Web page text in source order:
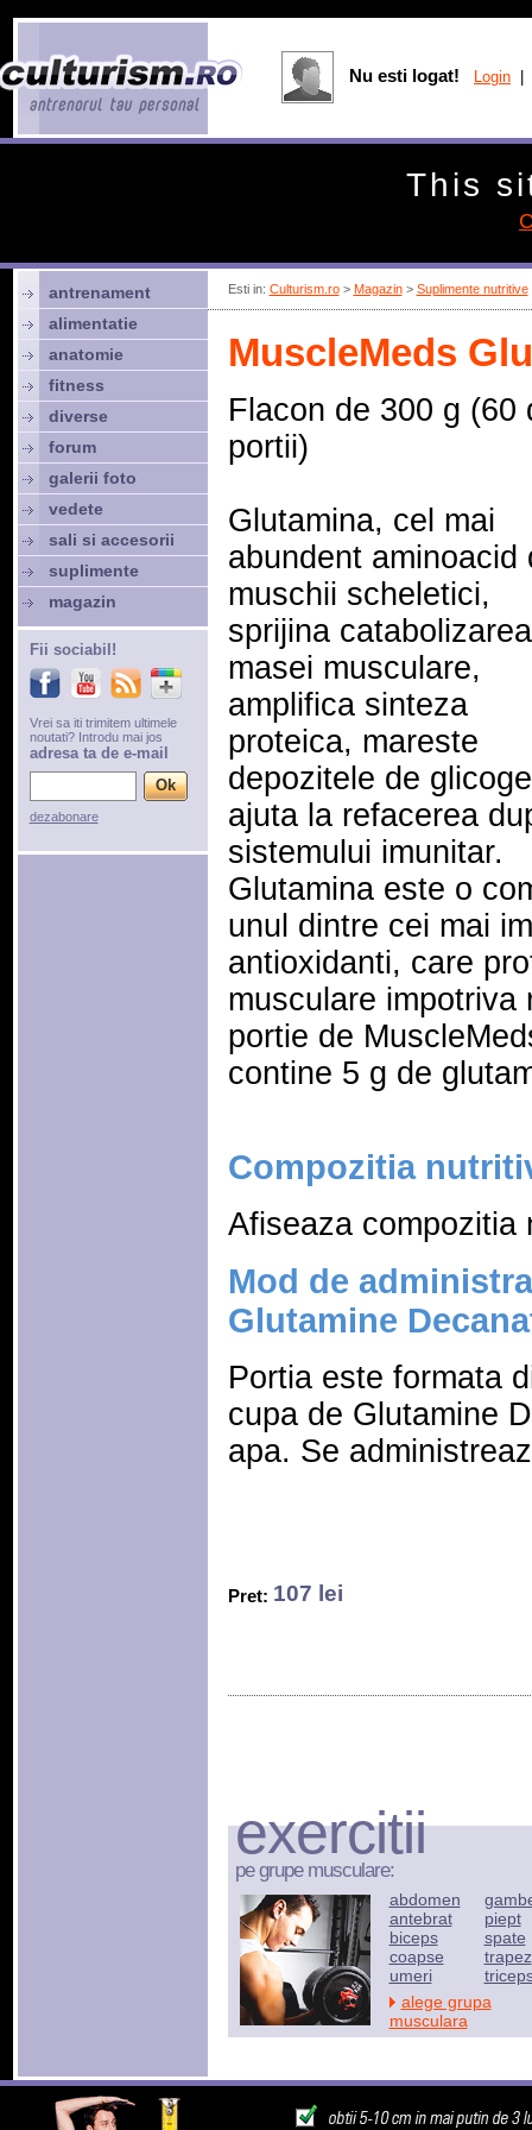
Esti in: Culturism.ro> Magazin> Suplimente nutritive
MuscleMeds
Flacon de 300 g (60
portii)
Glutamina, cel mai
abundent aminoacid
muschii scheletici,
sprijina catabolizarea
masei musculare,
amplifica sinteza
proteica, mareste
depozitele de
ajuta la refacerea
sistemului imunitar.
Glutamina este o
unul dintre cei mai
antioxidanti, care
musculare impotriva
portie de
contine 5 g de
Compozitia
Afiseaza compozitia
Mod de
Glutamine
Portia este formata
cupa de Glutamine
apa. Se
Pret: 107 lei
exercitii
pe grupe musculare:
abdomen
antebrat
biceps
coapse
umeri
piept
spate
trapez
alege grupa
musculara
antrenament
alimentatie
anatomie
fitness
diverse
forum
galerii foto
vedete
sali si accesorii
suplimente
magazin
Fii sociabil!
Vrei sa iti trimitem ultimele
noutati? Introdu mai jos
adresa ta de e-mail
dezabonare
Nu esti logat! Login
This